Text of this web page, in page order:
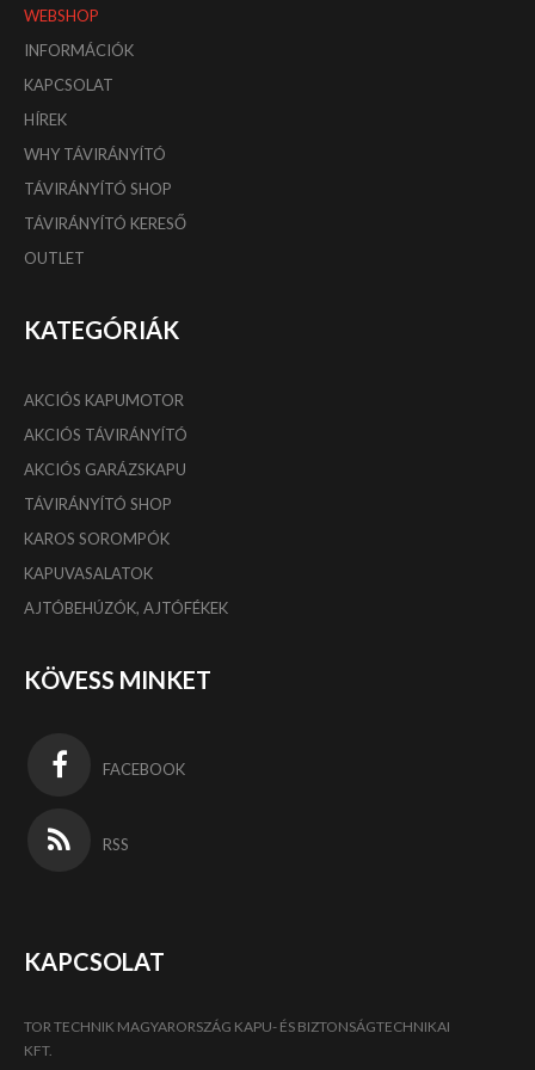
WEBSHOP
INFORMÁCIÓK
KAPCSOLAT
HÍREK
WHY TÁVIRÁNYÍTÓ
TÁVIRÁNYÍTÓ SHOP
TÁVIRÁNYÍTÓ KERESŐ
OUTLET
KATEGÓRIÁK
AKCIÓS KAPUMOTOR
AKCIÓS TÁVIRÁNYÍTÓ
AKCIÓS GARÁZSKAPU
TÁVIRÁNYÍTÓ SHOP
KAROS SOROMPÓK
KAPUVASALATOK
AJTÓBEHÚZÓK, AJTÓFÉKEK
KÖVESS MINKET
FACEBOOK
RSS
KAPCSOLAT
TOR TECHNIK MAGYARORSZÁG KAPU- ÉS BIZTONSÁGTECHNIKAI
KFT.